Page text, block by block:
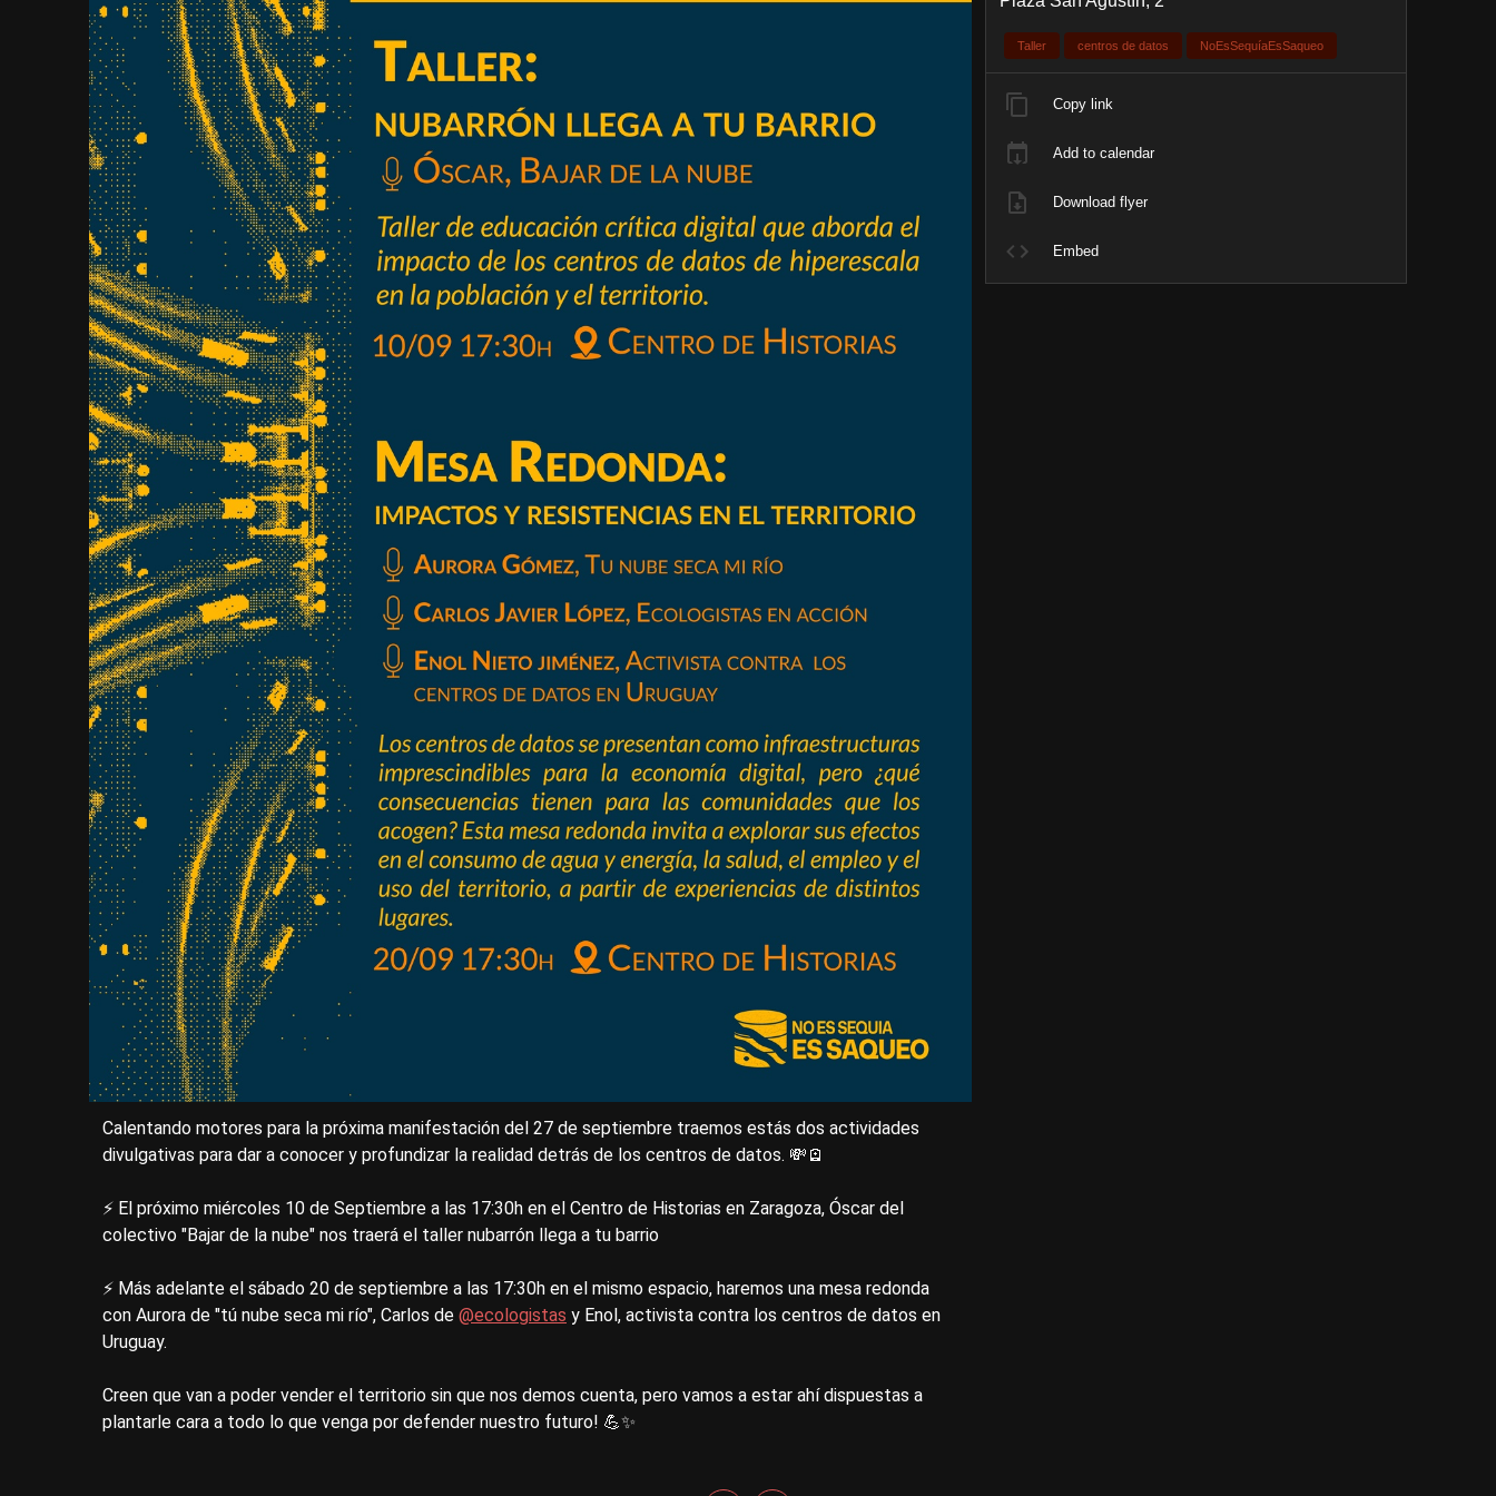
Calentando motores para la próxima manifestación del 27 de septiembre traemos estás dos actividades
divulgativas para dar a conocer y profundizar la realidad detrás de los centros de datos. 💸🪫
⚡ El próximo miércoles 10 de Septiembre a las 17:30h en el Centro de Historias en Zaragoza, Óscar del
colectivo "Bajar de la nube" nos traerá el taller nubarrón llega a tu barrio
⚡ Más adelante el sábado 20 de septiembre a las 17:30h en el mismo espacio, haremos una mesa redonda
con Aurora de "tú nube seca mi río", Carlos de @ecologistas y Enol, activista contra los centros de datos en
Uruguay.
Creen que van a poder vender el territorio sin que nos demos cuenta, pero vamos a estar ahí dispuestas a
plantarle cara a todo lo que venga por defender nuestro futuro! 💪✨
Taller centros de datos NoEsSequíaEsSaqueo
Copy link
Add to calendar
Download flyer
Embed